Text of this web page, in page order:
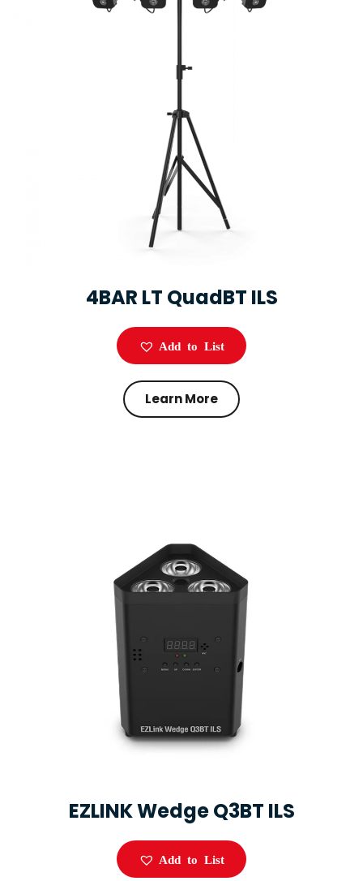
4BAR LT QuadBT ILS
Add to List
Learn More
EZLINK Wedge Q3BT ILS
Add to List